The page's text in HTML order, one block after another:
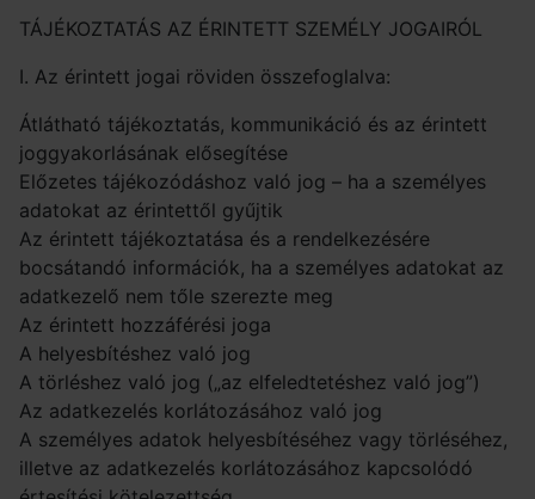
TÁJÉKOZTATÁS AZ ÉRINTETT SZEMÉLY JOGAIRÓL
I. Az érintett jogai röviden összefoglalva:
Átlátható tájékoztatás, kommunikáció és az érintett
joggyakorlásának elősegítése
Előzetes tájékozódáshoz való jog – ha a személyes
adatokat az érintettől gyűjtik
Az érintett tájékoztatása és a rendelkezésére
bocsátandó információk, ha a személyes adatokat az
adatkezelő nem tőle szerezte meg
Az érintett hozzáférési joga
A helyesbítéshez való jog
A törléshez való jog („az elfeledtetéshez való jog”)
Az adatkezelés korlátozásához való jog
A személyes adatok helyesbítéséhez vagy törléséhez,
illetve az adatkezelés korlátozásához kapcsolódó